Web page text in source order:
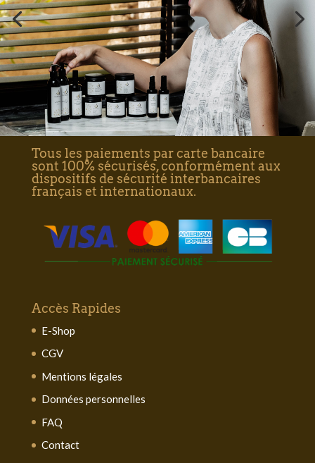
Tous les paiements par carte bancaire
sont 100% sécurisés, conformément aux
dispositifs de sécurité interbancaires
français et internationaux.
Accès Rapides
E-Shop
CGV
Mentions légales
Données personnelles
FAQ
Contact